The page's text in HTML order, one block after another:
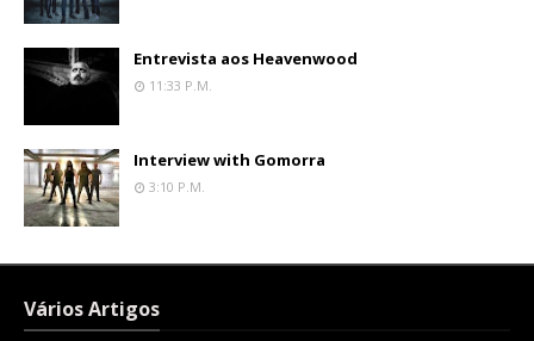
Entrevista aos Heavenwood
11:33 P.m.
Interview with Gomorra
3:10 P.m.
Vários Artigos